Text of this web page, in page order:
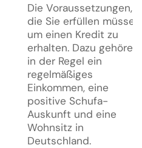
Die Voraussetzungen,
die Sie erfüllen müssen,
um einen Kredit zu
erhalten. Dazu gehören
in der Regel ein
regelmäßiges
Einkommen, eine
positive Schufa-
Auskunft und eine
Wohnsitz in
Deutschland.